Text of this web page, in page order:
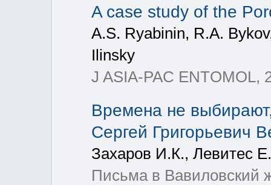
A case study of the
A.S. Ryabinin, R.A.
Ilinsky
J ASIA-PAC ENTOMOL,
Времена не
Сергей Григорьевич
Захаров И.К., Левитес
Письма в Вавиловский